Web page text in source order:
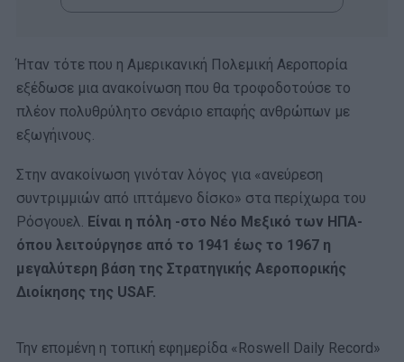
Ήταν τότε που η Αμερικανική Πολεμική Αεροπορία
εξέδωσε μια ανακοίνωση που θα τροφοδοτούσε το
πλέον πολυθρύλητο σενάριο επαφής ανθρώπων με
εξωγήινους.
Στην ανακοίνωση γινόταν λόγος για «ανεύρεση
συντριμμιών από ιπτάμενο δίσκο» στα περίχωρα του
Ρόσγουελ. Είναι η πόλη -στο Νέο Μεξικό των ΗΠΑ-
όπου λειτούργησε από το 1941 έως το 1967 η
μεγαλύτερη βάση της Στρατηγικής Αεροπορικής
Διοίκησης της USAF.
Την επομένη η τοπική εφημερίδα «Roswell Daily Record»